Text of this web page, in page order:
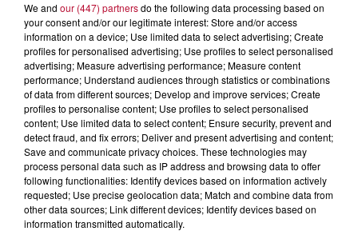
7 août 2026
DINER CONCERT À LA MJC DE MARSEILLAN
We and our (447) partnersdo the following data processing based on
your consent and/or our legitimate interest: Store and/or access
information on a device; Use limited data to select advertising; Create
profiles for personalised advertising; Use profiles to select personalised
advertising; Measure advertising performance; Measure content
performance; Understand audiences through statistics or combinations
of data from different sources; Develop and improve services; Create
profiles to personalise content; Use profiles to select personalised
content; Use limited data to select content; Ensure security, prevent and
detect fraud, and fix errors; Deliver and present advertising and content;
Save and communicate privacy choices. These technologies may
process personal data such as IP address and browsing data to offer
following functionalities: Identify devices based on information actively
requested; Use precise geolocation data; Match and combine data from
other data sources; Link different devices; Identify devices based on
information transmitted automatically.